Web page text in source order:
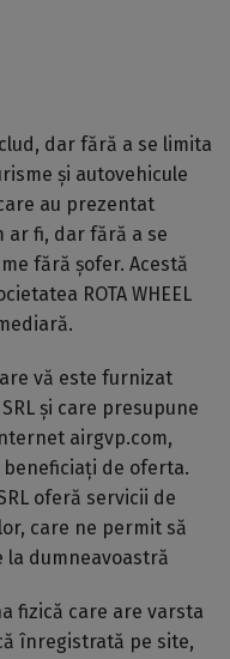
dar fără a se limita
și autovehicule
au prezentat
ar fi, dar fără a se
fără șofer. Acestă
ROTA WHEEL
vă este furnizat
SRL și care presupune
airgvp.com,
de oferta.
oferă servicii de
care ne permit să
dumneavoastră
fizică care are varsta
înregistrată pe site,